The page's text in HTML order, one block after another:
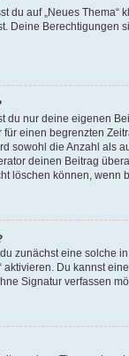
du auf „Neues
Berechtigungen
du nur deine eigenen
einen begrenzten
sowohl die Anzahl als
deinen Beitrag
löschen können, wenn
zunächst eine solche
aktivieren. Du kannst
Signatur verfassen